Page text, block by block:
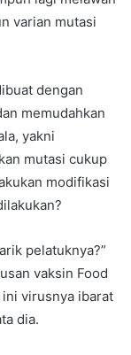
varian mutasi
dengan
memudahkan
yakni
mutasi cukup
modifikasi
pelatuknya?”
vaksin Food
ini virusnya ibarat
dia.